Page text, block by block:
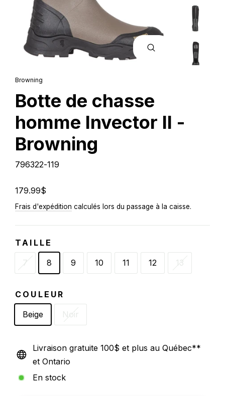
Browning
Botte de chasse
homme Invector II -
Browning
796322-119
Prix
régulier
179.99$
Frais d'expédition calculés lors du passage à la caisse.
TAILLE
7
8 9 10 11 12 13
COULEUR
Beige
Noir
Livraison gratuite 100$ et plus au Québec**
et Ontario
En stock